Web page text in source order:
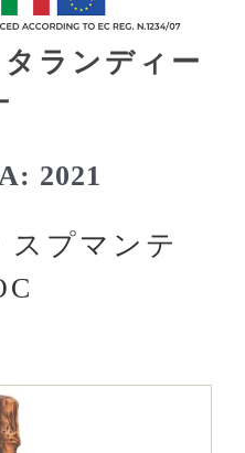
ランディー
2021
スプマンテ